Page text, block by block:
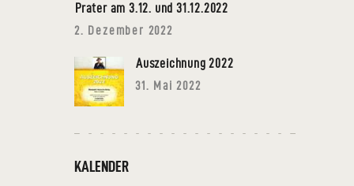
Prater am 3.12. und 31.12.2022
2. Dezember 2022
Auszeichnung 2022
31. Mai 2022
KALENDER